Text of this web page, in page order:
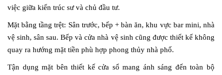
việc giữa kiến trúc sư và chủ đầu tư.
Mặt bằng tầng trệt: Sân trước, bếp + bàn ăn, khu vực bar mini, nhà
vệ sinh, sân sau. Bếp và cửa nhà vệ sinh cũng được thiết kế không
quay ra hướng mặt tiền phù hợp phong thủy nhà phố.
Tận dụng mặt bên thiết kế cửa sổ mang ánh sáng đến toàn bộ